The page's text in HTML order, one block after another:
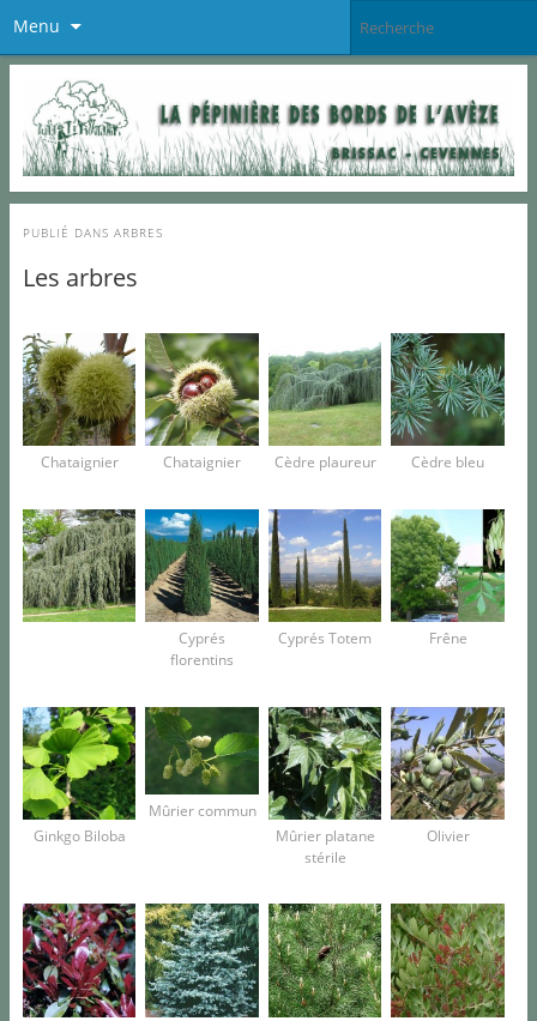
Menu
PUBLIÉ DANS ARBRES
Les arbres
Chataignier Chataignier Cèdre plaureur Cèdre bleu
Cyprés
florentins
Cyprés Totem Frêne
Ginkgo Biloba
Mûrier commun
Mûrier platane
stérile
Olivier